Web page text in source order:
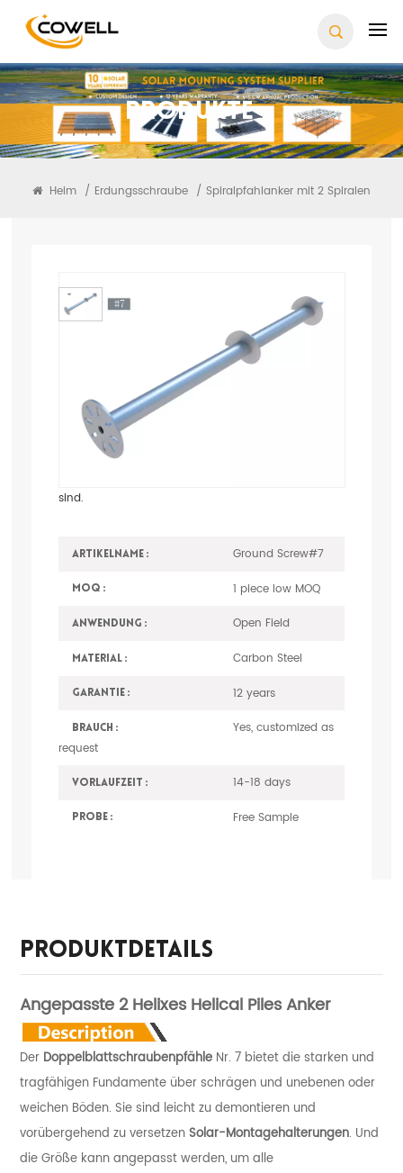
Produkte
Heim / Erdungsschraube / Spiralpfahlanker mit 2 Spiralen
Spiralpfahlanker Mit 2
Spiralen
Die Solaraufhängung
zylindrische Pfosten mit 2 Spiralen, die in der Nähe
sind.
Artikelname : Ground Screw#7
MOQ : 1 piece low MOQ
Anwendung : Open Field
Material : Carbon Steel
Garantie : 12 years
Brauch :
Yes, customized as
request
Vorlaufzeit : 14-18 days
Probe : Free Sample
Produktdetails
Angepasste 2 Helixes Helical Piles Anker
Der Doppelblattschraubenpfähle Nr. 7 bietet die starken und
tragfähigen Fundamente über schrägen und unebenen oder
weichen Böden. Sie sind leicht zu demontieren und
vorübergehend zu versetzenSolar-Montagehalterungen. Und
die Größe kann angepasst werden, um alle